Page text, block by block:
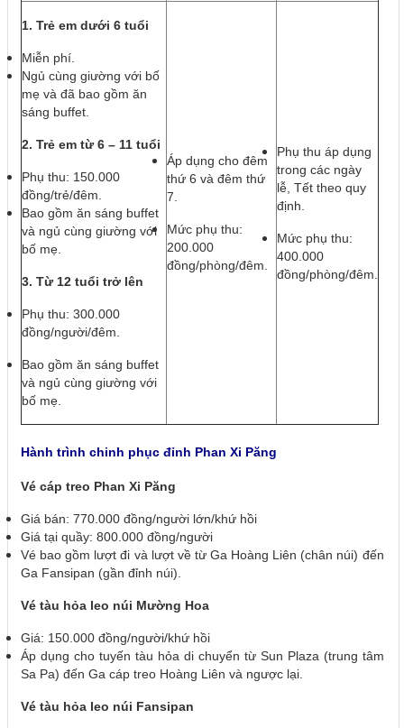
1. Trẻ em dưới 6 tuổi
Miễn phí.
Ngủ cùng giường với bố
mẹ và đã bao gồm ăn
sáng buffet.
2. Trẻ em từ 6 – 11 tuổi
Phụ thu: 150.000
đồng/trẻ/đêm.
Bao gồm ăn sáng buffet
và ngủ cùng giường với
bố mẹ.
3. Từ 12 tuổi trở lên
Phụ thu: 300.000
đồng/người/đêm.
Bao gồm ăn sáng buffet
và ngủ cùng giường với
bố mẹ.
Áp dụng cho đêm
thứ 6 và đêm thứ
7.
Mức phụ thu:
200.000
đồng/phòng/đêm.
Phụ thu áp dụng
trong các ngày
lễ, Tết theo quy
định.
Mức phụ thu:
400.000
đồng/phòng/đêm.
Hành trình chinh phục đỉnh Phan Xi Păng
Vé cáp treo Phan Xi Păng
Giá bán: 770.000 đồng/người lớn/khứ hồi
Giá tại quầy: 800.000 đồng/người
Vé bao gồm lượt đi và lượt về từ Ga Hoàng Liên (chân núi) đến
Ga Fansipan (gần đỉnh núi).
Vé tàu hỏa leo núi Mường Hoa
Giá: 150.000 đồng/người/khứ hồi
Áp dụng cho tuyến tàu hỏa di chuyển từ Sun Plaza (trung tâm
Sa Pa) đến Ga cáp treo Hoàng Liên và ngược lại.
Vé tàu hỏa leo núi Fansipan